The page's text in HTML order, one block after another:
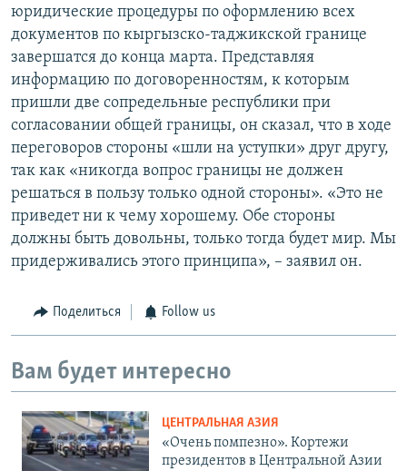
юридические процедуры по оформлению всех
документов по кыргызско-таджикской границе
завершатся до конца марта. Представляя
информацию по договоренностям, к которым
пришли две сопредельные республики при
согласовании общей границы, он сказал, что в ходе
переговоров стороны «шли на уступки» друг другу,
так как «никогда вопрос границы не должен
решаться в пользу только одной стороны». «Это не
приведет ни к чему хорошему. Обе стороны
должны быть довольны, только тогда будет мир. Мы
придерживались этого принципа», – заявил он.
Поделиться Follow us
Вам будет интересно
ЦЕНТРАЛЬНАЯ АЗИЯ
«Очень помпезно». Кортежи
президентов в Центральной Азии